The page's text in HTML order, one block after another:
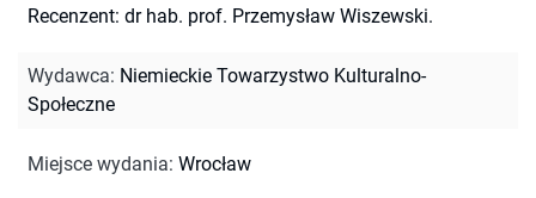
Recenzent: dr hab. prof. Przemysław Wiszewski.
Wydawca: Niemieckie Towarzystwo Kulturalno-
Społeczne
Miejsce wydania: Wrocław